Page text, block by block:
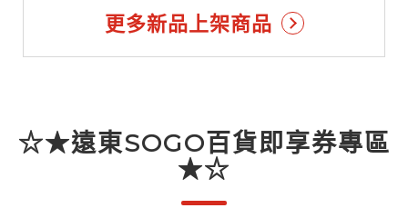
更多新品上架商品
☆★遠東SOGO百貨即享券專區
★☆